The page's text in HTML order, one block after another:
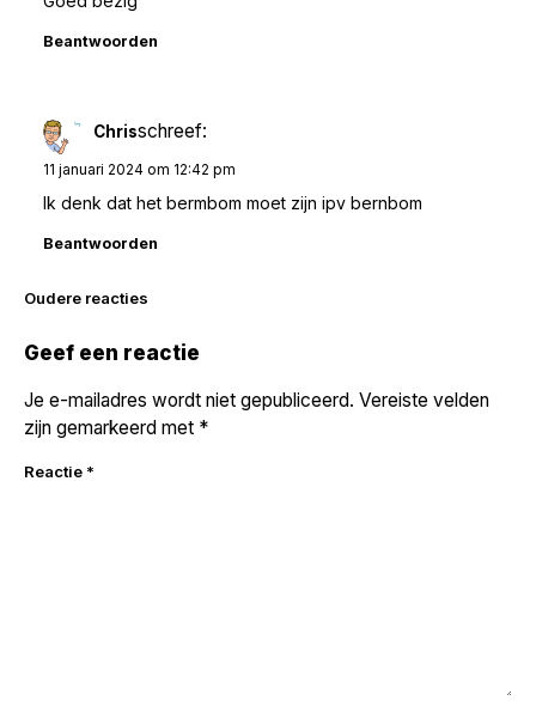
Beantwoorden
Chrisschreef:
11 januari 2024 om 12:42 pm
Ik denk dat het bermbom moet zijn ipv bernbom
Beantwoorden
Reacties
Oudere reacties
Geef een reactie
Je e-mailadres wordt niet gepubliceerd. Vereiste velden
zijn gemarkeerd met *
Reactie *